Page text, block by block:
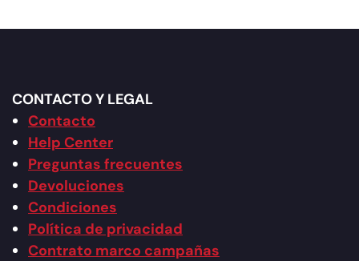
CONTACTO Y LEGAL
Contacto
Help Center
Preguntas frecuentes
Devoluciones
Condiciones
Política de privacidad
Contrato marco campañas